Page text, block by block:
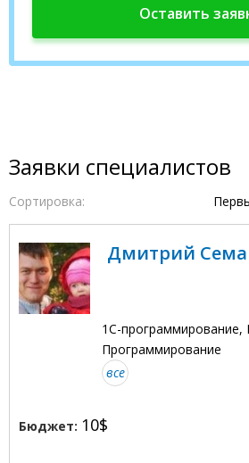
Заявки специалистов
Сортировка:
Дмитрий
1С-
Программирование
все
Бюджет: 10$